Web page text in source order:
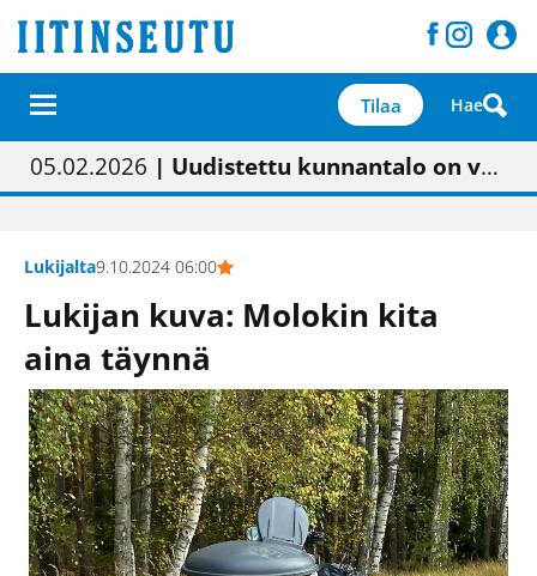
Tilaa Hae
01.02.2026 | Painon vaihtumisen pitäisi näkyä hieman parempana painojäljen laatuna lehdessä
05.02.2026 | Uudistettu kunnantalo on valoisa
23.04.2026 | “Olemme käynnistämässä uudelleen keskustavisiotyön”
09.05.2026| "Maalla on totuttu elämään omavaraisemmin kuin kaupungissa"
Lukijalta9.10.2024 06:00
Lukijan kuva: Molokin kita
aina täynnä